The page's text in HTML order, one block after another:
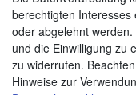
Vorkasse
Hier sind wir
berechtigten
oder abgelehnt
und die Einwilligung zu
zu widerrufen.
Hinweise zur